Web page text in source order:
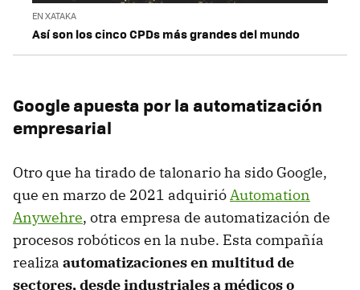
EN XATAKA
Así son los cinco CPDs más grandes del mundo
Google apuesta por la automatización
empresarial
Otro que ha tirado de talonario ha sido Google,
que en marzo de 2021 adquirió Automation
Anywehre, otra empresa de automatización de
procesos robóticos en la nube. Esta compañía
realiza automatizaciones en multitud de
sectores, desde industriales a médicos o